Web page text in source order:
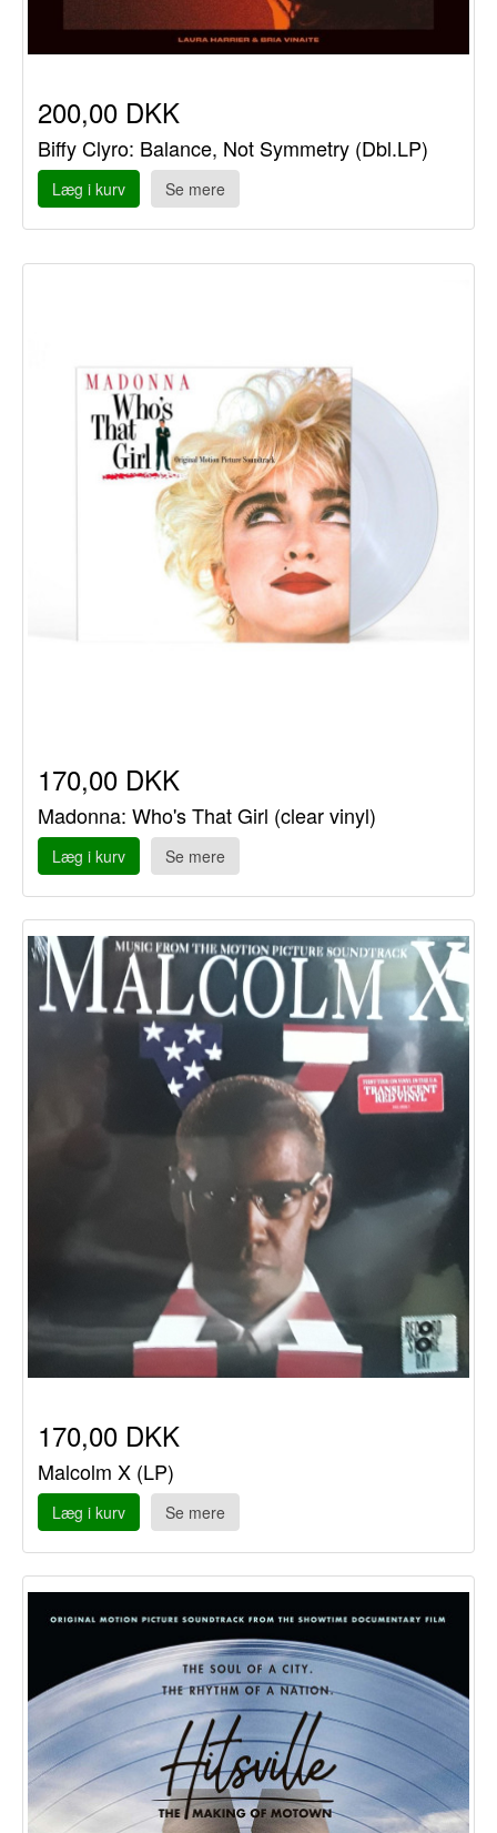
200,00 DKK
Biffy Clyro: Balance, Not Symmetry (Dbl.LP)
Læg i kurv Se mere
170,00 DKK
Madonna: Who's That Girl (clear vinyl)
Læg i kurv Se mere
170,00 DKK
Malcolm X (LP)
Læg i kurv Se mere